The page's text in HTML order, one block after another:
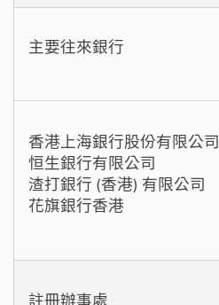
主要往來銀行
香港上海銀行股份有限公司
恒生銀行有限公司
渣打銀行 (香港) 有限公司
花旗銀行香港
註冊辦事處